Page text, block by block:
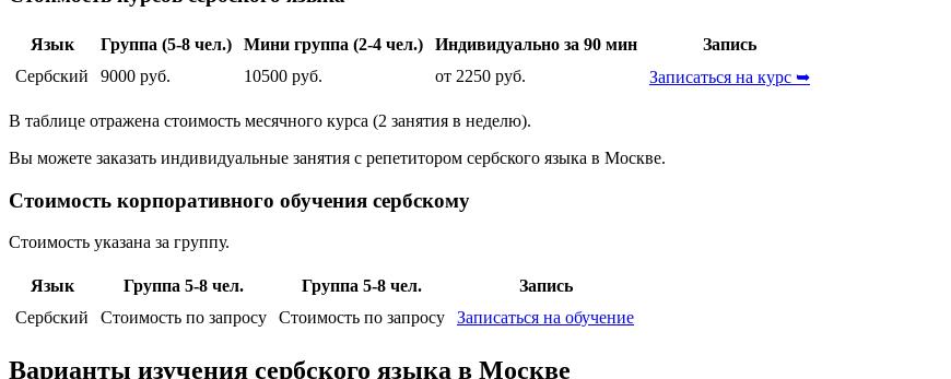
Язык Группа (5-8 чел.) Мини группа (2-4 чел.) Индивидуально за 90 мин
Запись
Сербский
9000 руб. 10500 руб. от 2250 руб. Записаться на курс ➥
В таблице отражена стоимость месячного курса (2 занятия в неделю).
Вы можете заказать индивидуальные занятия с репетитором сербского языка в Москве.
Стоимость корпоративного обучения сербскому
Стоимость указана за группу.
Язык Группа 5-8 чел. Группа 5-8 чел.
Запись
Сербский
Стоимость по запросу Стоимость по запросу Записаться на обучение
Варианты изучения сербского языка в Москве